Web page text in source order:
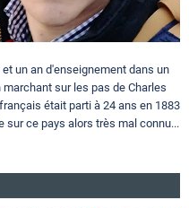
un an d'enseignement dans un
marchant sur les pas de Charles
était parti à 24 ans en 1883
sur ce pays alors très mal connu...